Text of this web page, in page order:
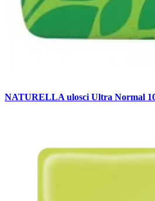
NATURELLA ulosci Ultra Normal